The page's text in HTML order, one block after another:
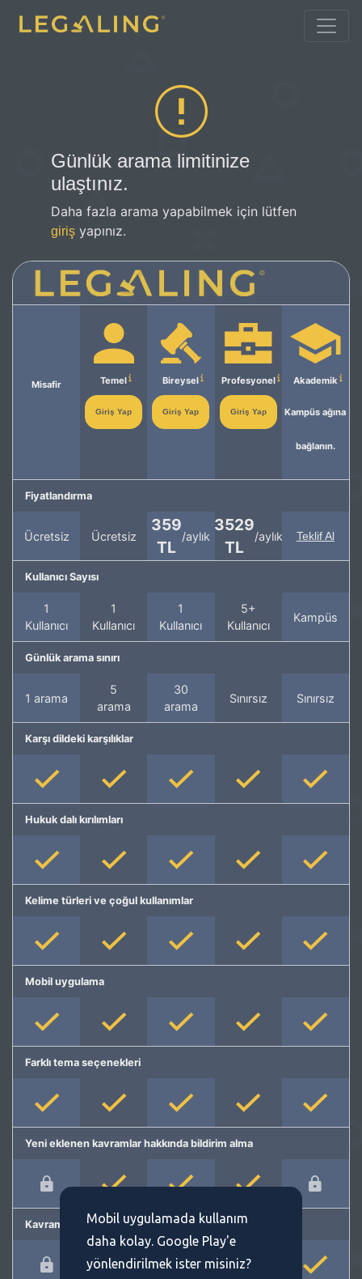
Günlük arama limitinize
ulaştınız.
Daha fazla arama yapabilmek için lütfen
giriş yapınız.
Misafir Temel
Giriş Yap
Bireysel
Giriş Yap
Profesyonel
Giriş Yap
Akademik
Kampüs ağına
bağlanın.
Fiyatlandırma
Ücretsiz Ücretsiz
359
TL
/aylık
3529
TL
/aylık Teklif Al
Kullanıcı Sayısı
1
Kullanıcı
1
Kullanıcı
1
Kullanıcı
5+
Kullanıcı
Kampüs
Günlük arama sınırı
1 arama
5
arama
30
arama
Sınırsız Sınırsız
Karşı dildeki karşılıklar
Hukuk dalı kırılımları
Kelime türleri ve çoğul kullanımlar
Mobil uygulama
Farklı tema seçenekleri
Yeni eklenen kavramlar hakkında bildirim alma
Kavram önermeMobil uygulamada kullanım
daha kolay. Google Play'e
yönlendirilmek ister misiniz?